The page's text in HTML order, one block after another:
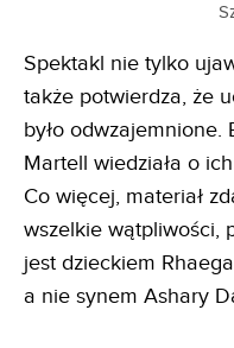
Spektakl nie tylko
także potwierdza, że
było odwzajemnione.
Martell wiedziała o
Co więcej, materiał
wszelkie wątpliwości,
jest dzieckiem
a nie synem Ashary